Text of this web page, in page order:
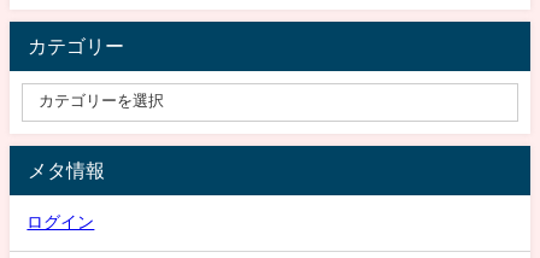
カテゴリー
メタ情報
ログイン